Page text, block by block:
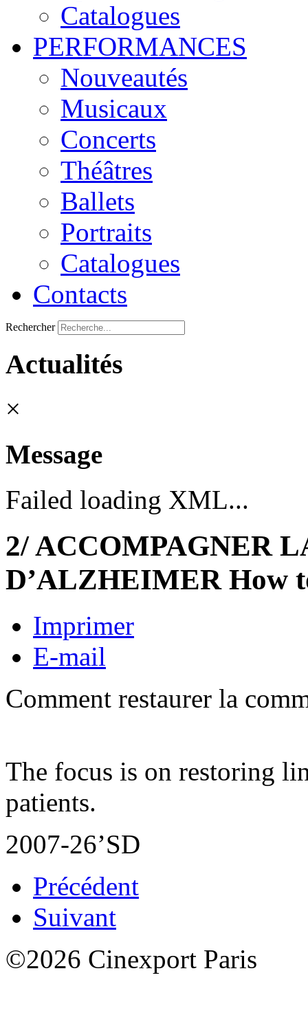
Catalogues
PERFORMANCES
Nouveautés
Musicaux
Concerts
Théâtres
Ballets
Portraits
Catalogues
Contacts
Rechercher
Actualités
×
Message
Failed loading XML...
2/ ACCOMPAGNER
D’ALZHEIMER How
Imprimer
E-mail
Comment restaurer la
The focus is on restoring
patients.
2007-26’SD
Précédent
Suivant
©2026 Cinexport Paris